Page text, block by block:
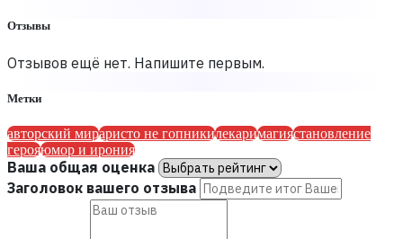
Отзывы
Отзывов ещё нет. Напишите первым.
Метки
авторский мираристо не гопникилекаримагиястановление
герояюмор и ирония
Ваша общая оценка
Заголовок вашего отзыва